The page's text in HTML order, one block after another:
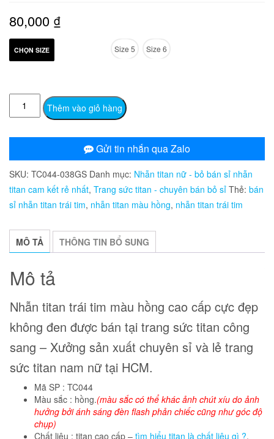
80,000 ₫
CHỌN SIZE Size 5 Size 6
TC044
Nhẫn
trái
tim
màu
hồng
lượng
Thêm vào giỏ hàng
Gửi tin nhắn qua Zalo
SKU: TC044-038GS Danh mục: Nhẫn titan nữ - bỏ bán sỉ nhẫn
titan cam kết rẻ nhất, Trang sức titan - chuyên bán bỏ sỉ Thẻ: bán
sỉ nhẫn titan trái tim, nhẫn titan màu hồng, nhẫn titan trái tim
MÔ TẢ THÔNG TIN BỔ SUNG
Mô tả
Nhẫn titan trái tim màu hồng cao cấp cực đẹp
không đen được bán tại trang sức titan công
sang – Xưởng sản xuất chuyên sỉ và lẻ trang
sức titan nam nữ tại HCM.
Mã SP : TC044
Màu sắc : hồng.(màu sắc có thể khác ảnh chút xíu do ảnh
hưởng bởi ánh sáng đèn flash phản chiếc cũng như góc độ
chụp)
Chất liệu : titan cao cấp – tìm hiểu titan là chất liệu gì ?.